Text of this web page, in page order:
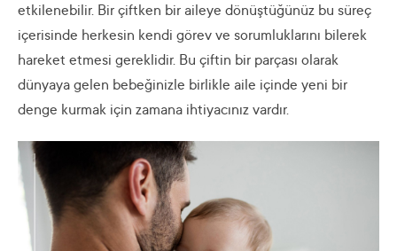
etkilenebilir. Bir çiftken bir aileye dönüştüğünüz bu süreç
içerisinde herkesin kendi görev ve sorumluklarını bilerek
hareket etmesi gereklidir. Bu çiftin bir parçası olarak
dünyaya gelen bebeğinizle birlikle aile içinde yeni bir
denge kurmak için zamana ihtiyacınız vardır.